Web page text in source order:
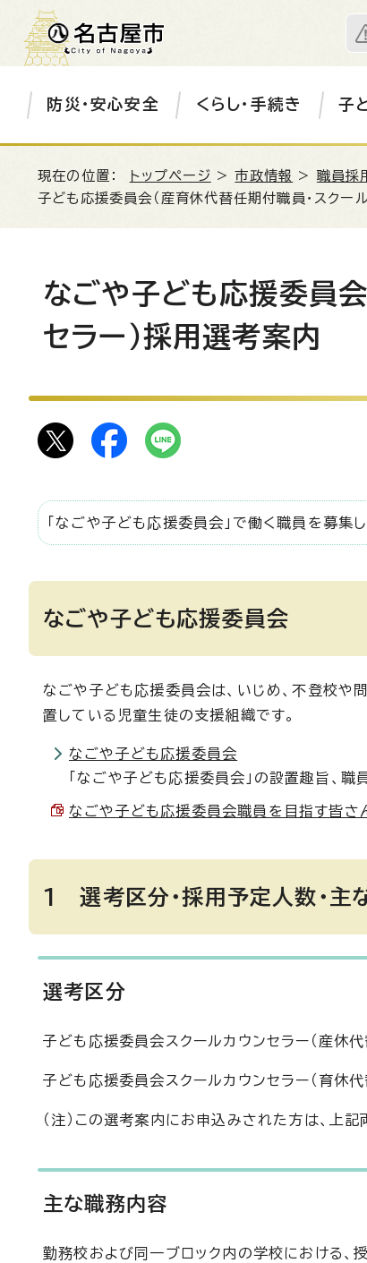
防災・安心安全 くらし・手続き 子
現在の位置： トップページ >市政情報 > 職員採
子ども応援委員会（産育休代替任期付職員・スクー
なごや子ども応援委員
セラー）採用選考案内
「なごや子ども応援委員会」で働く職員を募集し
なごや子ども応援委員会
なごや子ども応援委員会は、いじめ、不登校や
置している児童生徒の支援組織です。
なごや子ども応援委員会
「なごや子ども応援委員会」の設置趣旨、
なごや子ども応援委員会職員を目指す皆
1 選考区分・採用予定人数・主
選考区分
子ども応援委員会スクールカウンセラー（産休代
子ども応援委員会スクールカウンセラー（育休代
（注）この選考案内にお申込みされた方は、上
主な職務内容
勤務校および同一ブロック内の学校における、